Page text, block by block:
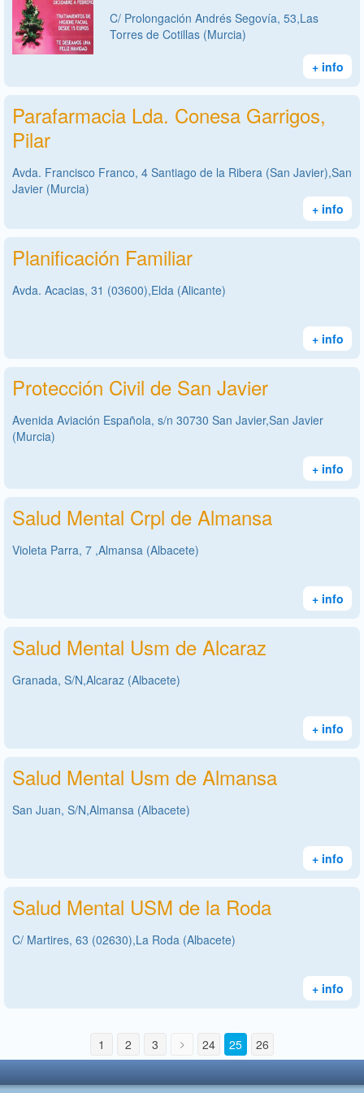
C/ Prolongación Andrés Segovía, 53,Las
Torres de Cotillas (Murcia)
+ info
Parafarmacia Lda. Conesa Garrigos,
Pilar
Avda. Francisco Franco, 4 Santiago de la Ribera (San Javier),San
Javier (Murcia)
+ info
Planificación Familiar
Avda. Acacias, 31 (03600),Elda (Alicante)
+ info
Protección Civil de San Javier
Avenida Aviación Española, s/n 30730 San Javier,San Javier
(Murcia)
+ info
Salud Mental Crpl de Almansa
Violeta Parra, 7 ,Almansa (Albacete)
+ info
Salud Mental Usm de Alcaraz
Granada, S/N,Alcaraz (Albacete)
+ info
Salud Mental Usm de Almansa
San Juan, S/N,Almansa (Albacete)
+ info
Salud Mental USM de la Roda
C/ Martires, 63 (02630),La Roda (Albacete)
+ info
1 2 3 24 25 26